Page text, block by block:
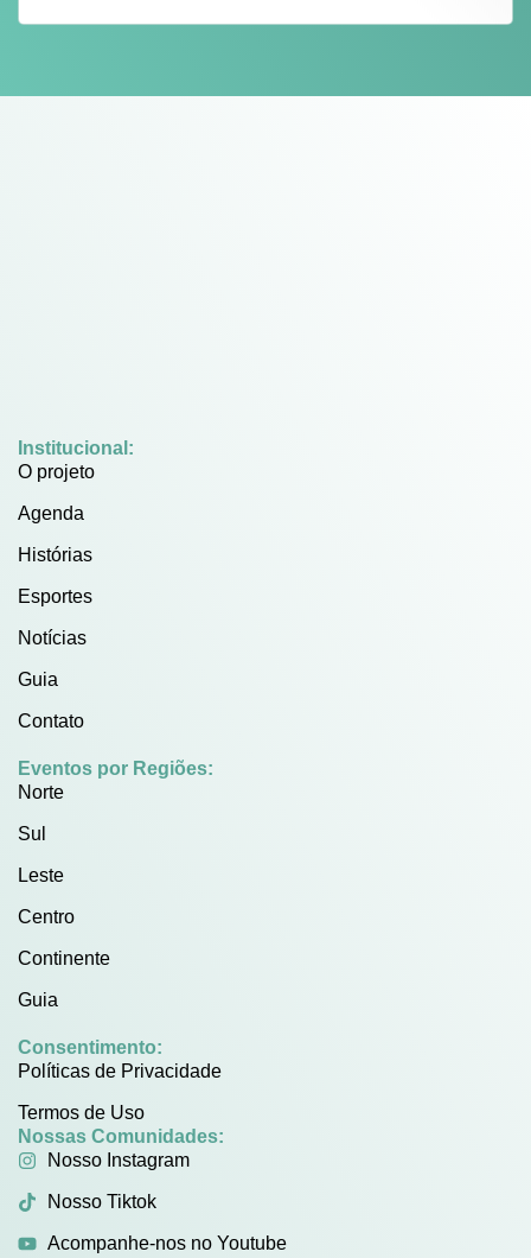
Institucional:
O projeto
Agenda
Histórias
Esportes
Notícias
Guia
Contato
Eventos por Regiões:
Norte
Sul
Leste
Centro
Continente
Guia
Consentimento:
Políticas de Privacidade
Termos de Uso
Nossas Comunidades:
Nosso Instagram
Nosso Tiktok
Acompanhe-nos no Youtube